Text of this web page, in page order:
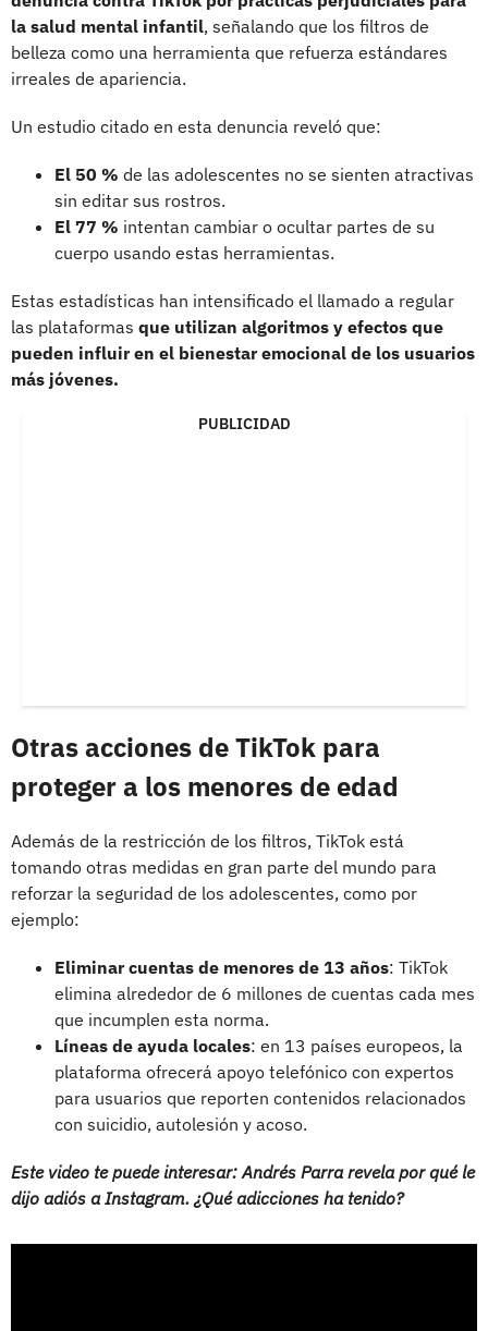
la salud mental infantil, señalando que los filtros de
belleza como una herramienta que refuerza estándares
irreales de apariencia.
Un estudio citado en esta denuncia reveló que:
El 50 % de las adolescentes no se sienten atractivas
sin editar sus rostros.
El 77 % intentan cambiar o ocultar partes de su
cuerpo usando estas herramientas.
Estas estadísticas han intensificado el llamado a regular
las plataformas que utilizan algoritmos y efectos que
pueden influir en el bienestar emocional de los usuarios
más jóvenes.
PUBLICIDAD
Otras acciones de TikTok para
proteger a los menores de edad
Además de la restricción de los filtros, TikTok está
tomando otras medidas en gran parte del mundo para
reforzar la seguridad de los adolescentes, como por
ejemplo:
Eliminar cuentas de menores de 13 años: TikTok
elimina alrededor de 6 millones de cuentas cada mes
que incumplen esta norma.
Líneas de ayuda locales: en 13 países europeos, la
plataforma ofrecerá apoyo telefónico con expertos
para usuarios que reporten contenidos relacionados
con suicidio, autolesión y acoso.
Este video te puede interesar: Andrés Parra revela por qué le
dijo adiós a Instagram. ¿Qué adicciones ha tenido?